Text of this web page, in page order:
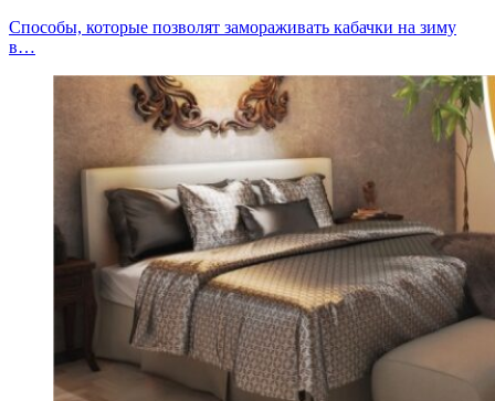
Способы, которые позволят замораживать кабачки на зиму
в…